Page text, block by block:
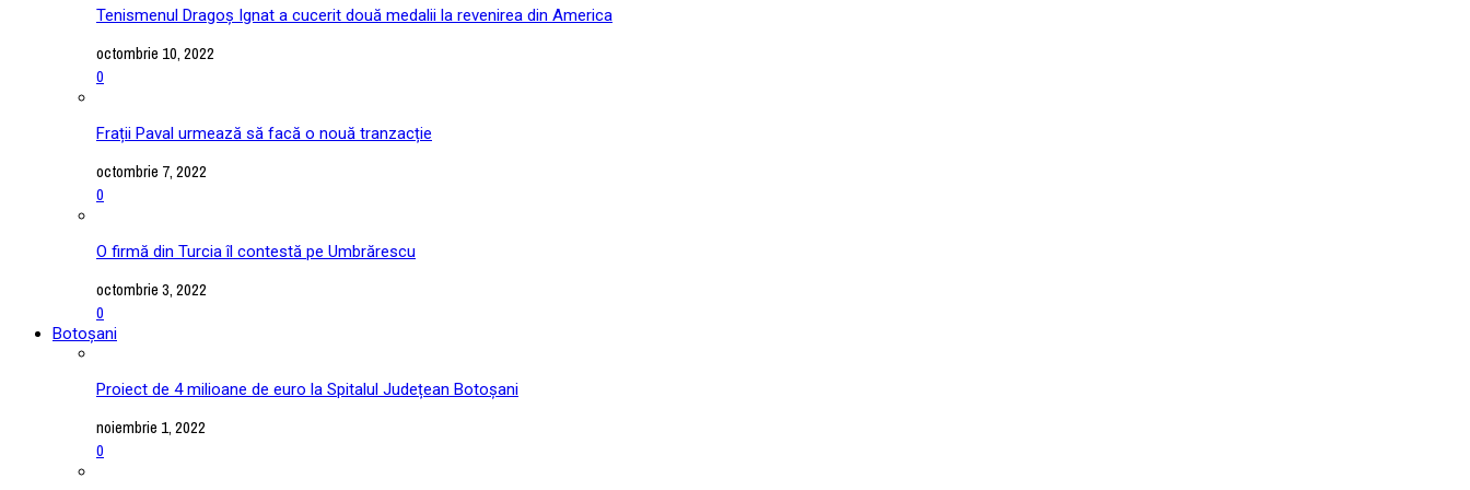
Tenismenul Dragoș Ignat a cucerit două medalii la revenirea din America
octombrie 10, 2022
0
Frații Paval urmează să facă o nouă tranzacție
octombrie 7, 2022
0
O firmă din Turcia îl contestă pe Umbrărescu
octombrie 3, 2022
0
Botoșani
Proiect de 4 milioane de euro la Spitalul Județean Botoșani
noiembrie 1, 2022
0